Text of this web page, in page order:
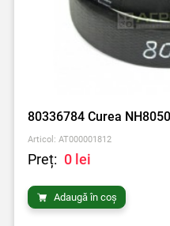
80336784 Curea
Articol: AT000001812
Preț: 0 lei
Adaugă în coș